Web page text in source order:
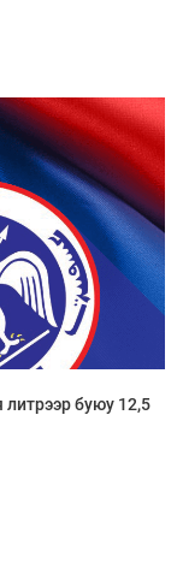
литрээр буюу 12,5
байдал